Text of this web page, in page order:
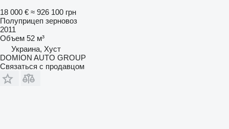
18 000 € ≈ 926 100 грн
Полуприцеп зерновоз
2011
Объем 52 м³
Украина, Хуст
DOMION AUTO GROUP
Связаться с продавцом